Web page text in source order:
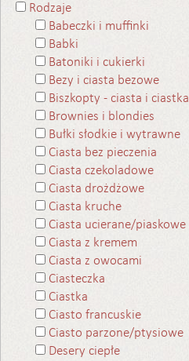
Rodzaje
Babeczki i muffinki
Babki
Batoniki i cukierki
Bezy i ciasta bezowe
Biszkopty - ciasta i ciastka
Brownies i blondies
Bułki słodkie i wytrawne
Ciasta bez pieczenia
Ciasta czekoladowe
Ciasta drożdżowe
Ciasta kruche
Ciasta ucierane/piaskowe
Ciasta z kremem
Ciasta z owocami
Ciasteczka
Ciastka
Ciasto francuskie
Ciasto parzone/ptysiowe
Desery ciepłe